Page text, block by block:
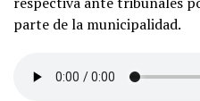
parte de la municipalidad.